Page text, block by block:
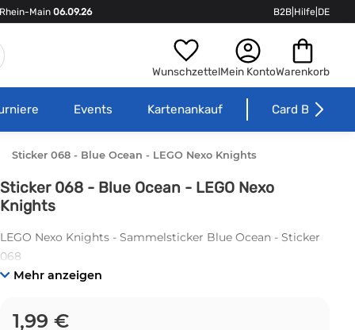
Main 06.09.26 B2B Hilfe DE
WunschzettelMein KontoWarenkorb
Events Kartenankauf Card Börse
Sticker 068 - Blue Ocean - LEGO Nexo Knights
Sticker 068 - Blue Ocean - LEGO Nexo
Knights
LEGO Nexo Knights - Sammelsticker Blue Ocean - Sticker
068
Mehr anzeigen
1,99 €